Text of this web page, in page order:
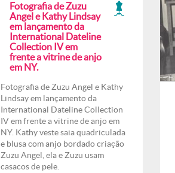
Fotografia de Zuzu
Angel e Kathy Lindsay
em lançamento da
International Dateline
Collection IV em
frente a vitrine de anjo
em NY.
Fotografia de Zuzu Angel e Kathy
Lindsay em lançamento da
International Dateline Collection
IV em frente a vitrine de anjo em
NY. Kathy veste saia quadriculada
e blusa com anjo bordado criação
Zuzu Angel, ela e Zuzu usam
casacos de pele.